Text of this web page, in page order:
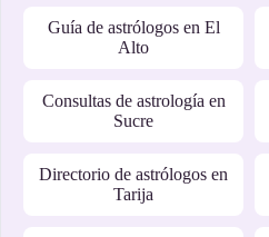
Guía de astrólogos en El
Alto
Consultas de astrología en
Sucre
Directorio de astrólogos en
Tarija